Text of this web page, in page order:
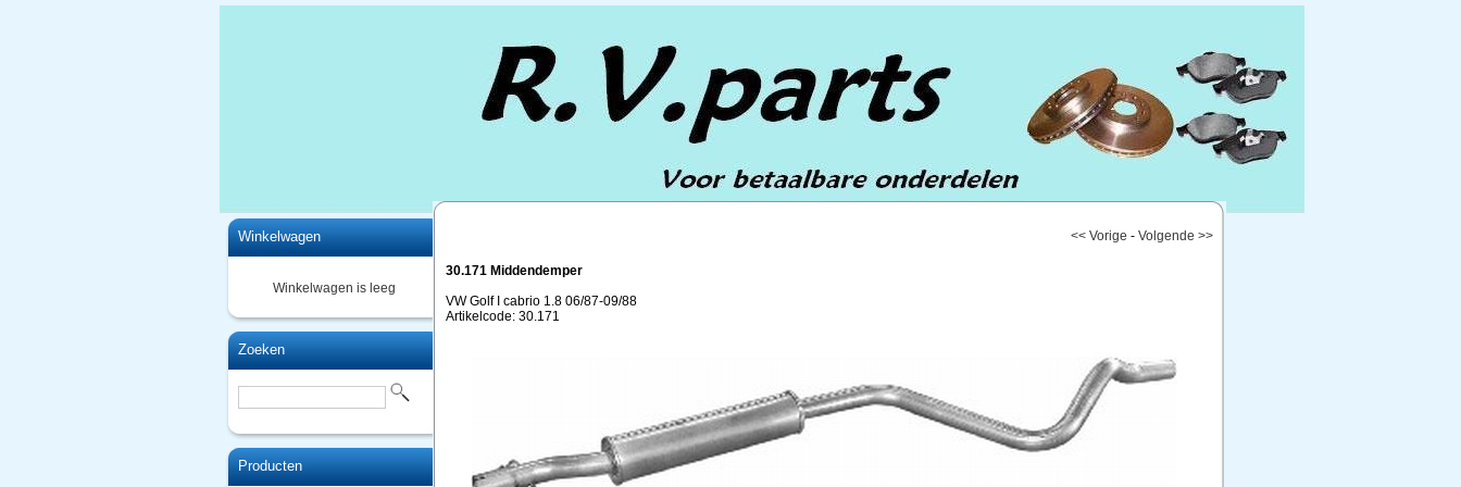
Winkelwagen
Winkelwagen is leeg
Zoeken
Producten
<< Vorige - Volgende >>
30.171 Middendemper
VW Golf I cabrio 1.8 06/87-09/88
Artikelcode: 30.171